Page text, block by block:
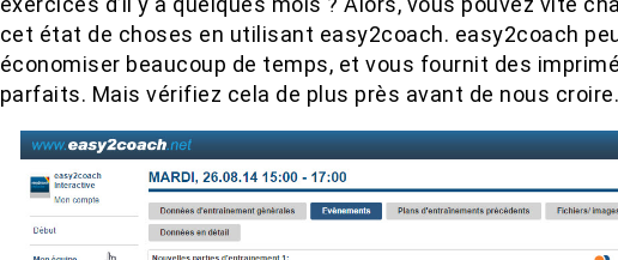
cet état de choses en utilisant easy2coach. easy2coach
économiser beaucoup de temps, et vous fournit des
parfaits. Mais vérifiez cela de plus près avant de nous croire.